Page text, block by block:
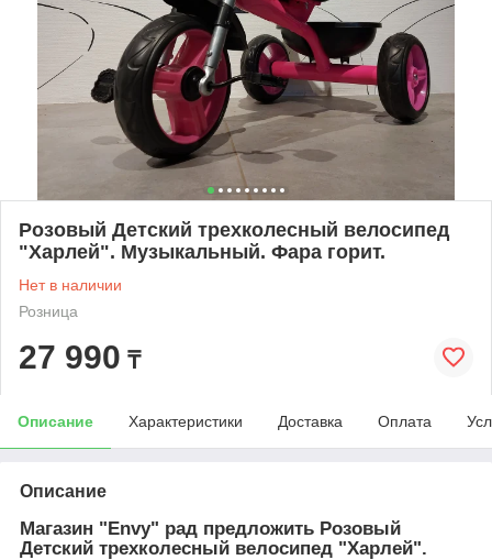
Розовый Детский трехколесный велосипед
"Харлей". Музыкальный. Фара горит.
Нет в наличии
Розница
27 990 ₸
Описание Характеристики Доставка Оплата
Описание
Магазин "Envy" рад предложить Розовый
Детский трехколесный велосипед "Харлей".